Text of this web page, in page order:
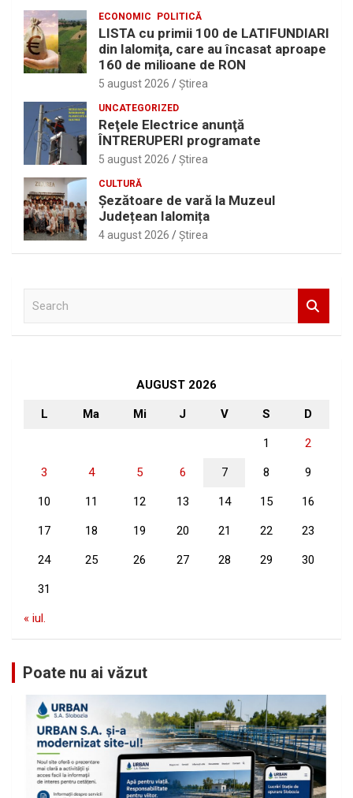
ECONOMIC POLITICĂ
LISTA cu primii 100 de LATIFUNDIARI
din Ialomiţa, care au încasat aproape
160 de milioane de RON
5 august 2026 Ştirea
UNCATEGORIZED
Reţele Electrice anunţă
ÎNTRERUPERI programate
5 august 2026 Ştirea
CULTURĂ
Șezătoare de vară la Muzeul
Județean Ialomița
4 august 2026 Ştirea
AUGUST 2026
L Ma Mi J V S D
1 2
3 4 5 6 7 8 9
10 11 12 13 14 15 16
17 18 19 20 21 22 23
24 25 26 27 28 29 30
31
« iul.
Poate nu ai văzut